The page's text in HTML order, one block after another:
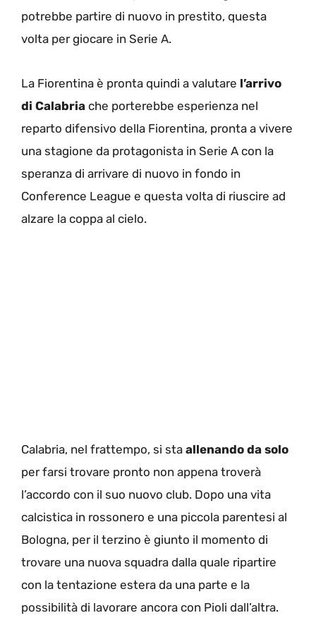
potrebbe partire di nuovo in prestito, questa
volta per giocare in Serie A.
La Fiorentina è pronta quindi a valutare l’arrivo
di Calabria che porterebbe esperienza nel
reparto difensivo della Fiorentina, pronta a vivere
una stagione da protagonista in Serie A con la
speranza di arrivare di nuovo in fondo in
Conference League e questa volta di riuscire ad
alzare la coppa al cielo.
Calabria, nel frattempo, si sta allenando da solo
per farsi trovare pronto non appena troverà
l’accordo con il suo nuovo club. Dopo una vita
calcistica in rossonero e una piccola parentesi al
Bologna, per il terzino è giunto il momento di
trovare una nuova squadra dalla quale ripartire
con la tentazione estera da una parte e la
possibilità di lavorare ancora con Pioli dall’altra.